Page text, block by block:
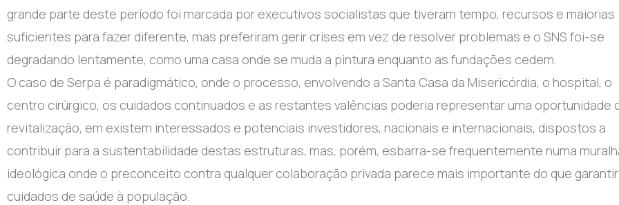
grande parte deste período foi marcada por executivos socialistas que tiveram tempo, recursos e maiorias
suficientes para fazer diferente, mas preferiram gerir crises em vez de resolver problemas e o SNS foi-se
degradando lentamente, como uma casa onde se muda a pintura enquanto as fundações cedem.
O caso de Serpa é paradigmático, onde o processo, envolvendo a Santa Casa da Misericórdia, o hospital, o
centro cirúrgico, os cuidados continuados e as restantes valências poderia representar uma oportunidade
revitalização, em existem interessados e potenciais investidores, nacionais e internacionais, dispostos a
contribuir para a sustentabilidade destas estruturas, mas, porém, esbarra-se frequentemente numa
ideológica onde o preconceito contra qualquer colaboração privada parece mais importante do que garantir
cuidados de saúde à população.